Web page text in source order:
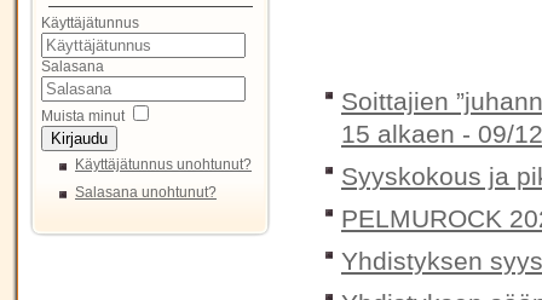
Käyttäjätunnus
Salasana
Muista minut
Kirjaudu
Käyttäjätunnus unohtunut?
Salasana unohtunut?
Soittajien
15 alkaen - 09/
Syyskokous ja
PELMUROCK
Yhdistyksen